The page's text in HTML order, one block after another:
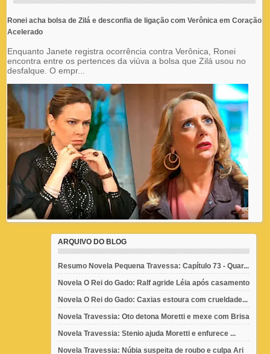
Ronei acha bolsa de Zilá e desconfia de ligação com Verônica em Coração
Acelerado
Enquanto Janete registra ocorrência contra Verônica, Ronei
encontra entre os pertences da viúva a bolsa que Zilá usou no
desfalque. O empr...
ARQUIVO DO BLOG
Resumo Novela Pequena Travessa: Capítulo 73 - Quar...
Novela O Rei do Gado: Ralf agride Léia após casamento
Novela O Rei do Gado: Caxias estoura com crueldade...
Novela Travessia: Oto detona Moretti e mexe com Brisa
Novela Travessia: Stenio ajuda Moretti e enfurece ...
Novela Travessia: Núbia suspeita de roubo e culpa Ari